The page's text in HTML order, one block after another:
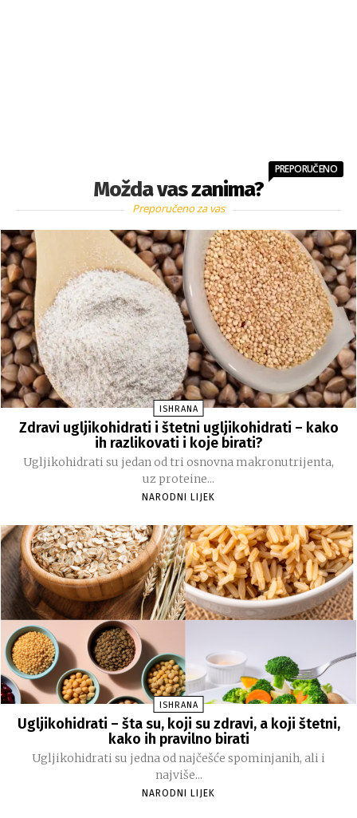
Možda vas zanima?
PREPORUČENO
Preporučeno za vas
ISHRANA
Zdravi ugljikohidrati i štetni ugljikohidrati – kako
ih razlikovati i koje birati?
Ugljikohidrati su jedan od tri osnovna makronutrijenta,
uz proteine...
NARODNI LIJEK
ISHRANA
Ugljikohidrati – šta su, koji su zdravi, a koji štetni,
kako ih pravilno birati
Ugljikohidrati su jedna od najčešće spominjanih, ali i
najviše...
NARODNI LIJEK